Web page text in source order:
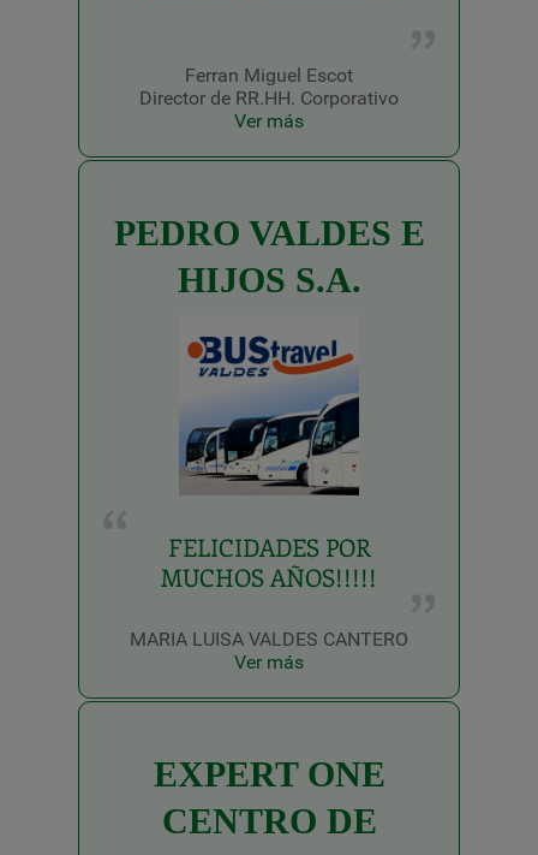
Ferran Miguel Escot
Director de RR.HH. Corporativo
Ver más
PEDRO VALDES E
HIJOS S.A.
FELICIDADES POR
MUCHOS AÑOS!!!!!
MARIA LUISA VALDES CANTERO
Ver más
EXPERT ONE
CENTRO DE